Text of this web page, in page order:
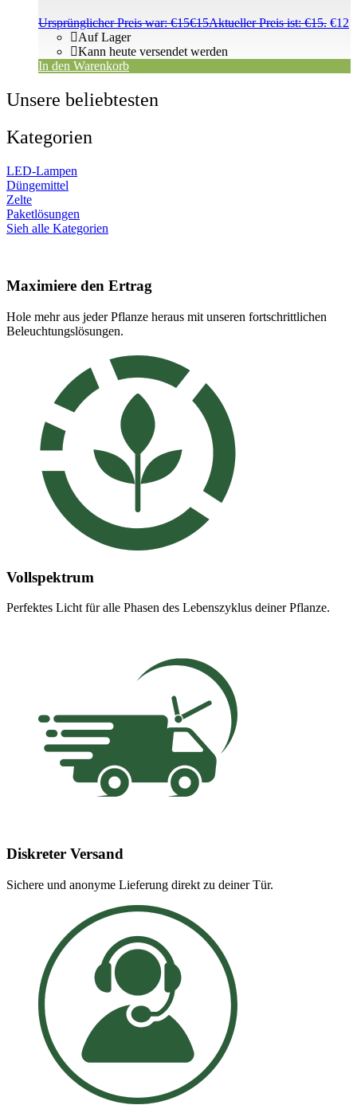
Ursprünglicher Preis war: €15€15Aktueller Preis ist: €15. €12
Auf Lager
Kann heute versendet werden
In den Warenkorb
Unsere beliebtesten
Kategorien
LED-Lampen
Düngemittel
Zelte
Paketlösungen
Sieh alle Kategorien
Maximiere den Ertrag
Hole mehr aus jeder Pflanze heraus mit unseren fortschrittlichen
Beleuchtungslösungen.
Vollspektrum
Perfektes Licht für alle Phasen des Lebenszyklus deiner Pflanze.
Diskreter Versand
Sichere und anonyme Lieferung direkt zu deiner Tür.